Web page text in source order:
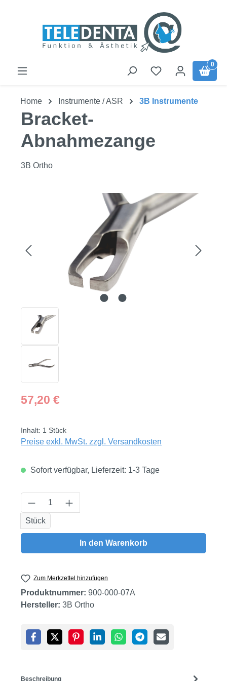
0
Home Instrumente / ASR 3B Instrumente
Bracket-
Abnahmezange
3B Ortho
Bildergalerie überspringen
Regulärer Preis:
57,20 €
Inhalt: 1 Stück
Preise exkl. MwSt. zzgl. Versandkosten
Sofort verfügbar, Lieferzeit: 1-3 Tage
Produkt Anzahl: Gib den gewünschten
Stück
In den Warenkorb
Zum Merkzettel hinzufügen
Produktnummer: 900-000-07A
Hersteller: 3B Ortho
Beschreibung